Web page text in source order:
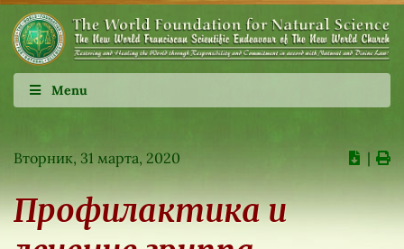
Menu
Вторник, 31 марта, 2020 ∣
Профилактика и